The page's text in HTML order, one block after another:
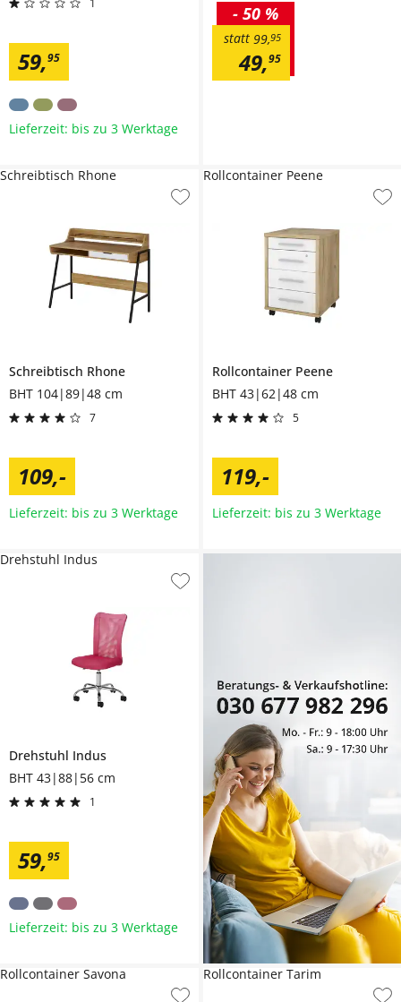
1
59,95
Lieferzeit: bis zu 3 Werktage
49,95
99,95
statt
- 50 %
Schreibtisch Rhone
BHT 104|89|48 cm
7
109,-
Schreibtisch Rhone
Lieferzeit: bis zu 3 Werktage
Rollcontainer Peene
BHT 43|62|48 cm
5
119,-
Rollcontainer Peene
Lieferzeit: bis zu 3 Werktage
Drehstuhl Indus
BHT 43|88|56 cm
1
59,95
Drehstuhl Indus
Lieferzeit: bis zu 3 Werktage
Rollcontainer Savona Rollcontainer Tarim